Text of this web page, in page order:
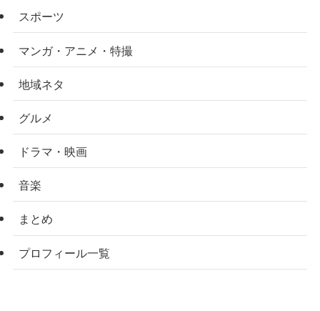
スポーツ
マンガ・アニメ・特撮
地域ネタ
グルメ
ドラマ・映画
音楽
まとめ
プロフィール一覧